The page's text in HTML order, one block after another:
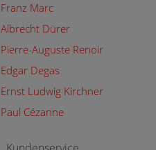
Franz Marc
Albrecht Dürer
Pierre-Auguste Renoir
Edgar Degas
Ernst Ludwig Kirchner
Paul Cézanne